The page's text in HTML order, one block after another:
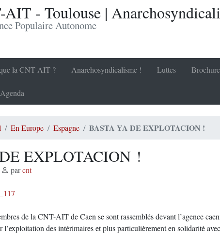
AIT - Toulouse |
Populaire Autonome
la CNT-AIT ? Anarchosyndicalisme ! Luttes
Agenda
En Europe Espagne BASTA YA DE EXPLOTACION !
EXPLOTACION !
parcnt
de la CNT-AIT de Caen se sont rassemblés devant l’agence
l’exploitation des intérimaires et plus particulièrement en solidarité